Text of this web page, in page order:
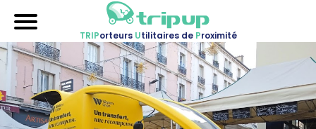
TRIPorteurs Utilitaires de Proximité
Accueil
Nos véhicules
Références